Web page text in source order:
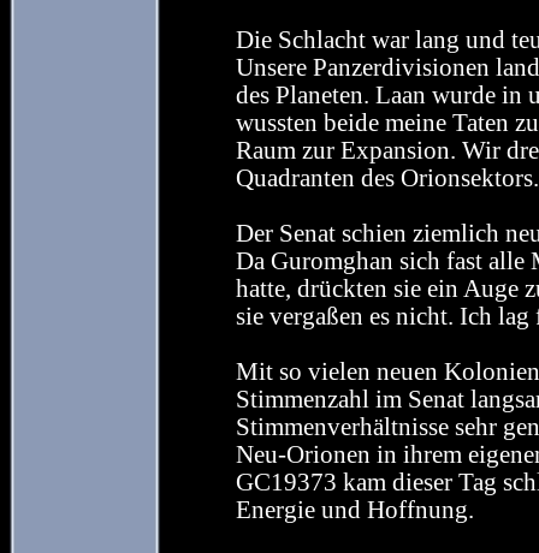
Die Schlacht war lang und
Unsere Panzerdivisionen
des Planeten. Laan wurde
wussten beide meine Taten
Raum zur Expansion. Wir
Quadranten des Orionsektors.
Der Senat schien ziemlich
Da Guromghan sich fast alle
hatte, drückten sie ein Auge
sie vergaßen es nicht. Ich lag
Mit so vielen neuen
Stimmenzahl im Senat
Stimmenverhältnisse sehr
Neu-Orionen in ihrem
GC19373 kam dieser Tag
Energie und Hoffnung.